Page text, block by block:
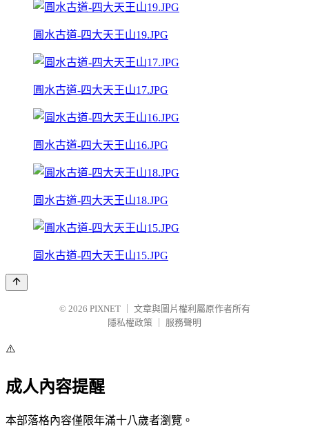
圓水古道-四大天王山19.JPG
圓水古道-四大天王山17.JPG
圓水古道-四大天王山16.JPG
圓水古道-四大天王山18.JPG
圓水古道-四大天王山15.JPG
© 2026 PIXNET
文章與圖片權利屬原作者所有
隱私權政策
服務聲明
⚠️
成人內容提醒
本部落格內容僅限年滿十八歲者瀏覽。